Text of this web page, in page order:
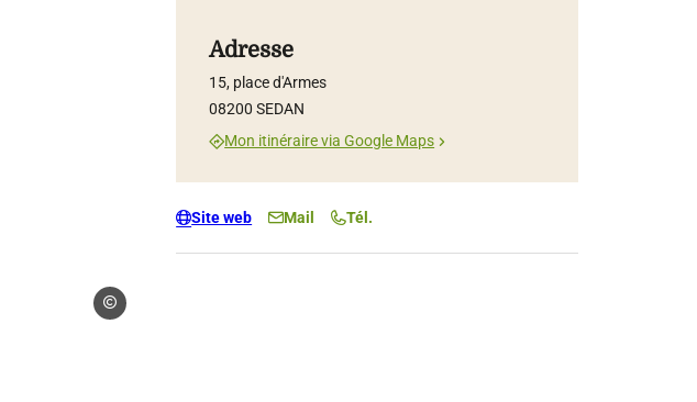
Droits gérés
Adresse
15, place d'Armes
08200 SEDAN
Mon itinéraire via Google Maps
Site web Mail Tél.